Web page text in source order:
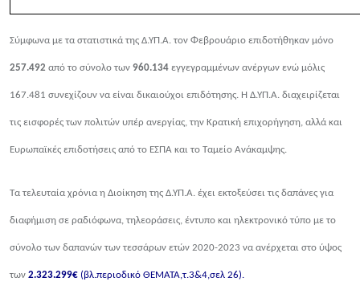
Σύμφωνα με τα στατιστικά της Δ.ΥΠ.Α. τον Φεβρουάριο επιδοτήθηκαν μόνο
257.492 από το σύνολο των 960.134 εγγεγραμμένων ανέργων ενώ μόλις
167.481 συνεχίζουν να είναι δικαιούχοι επιδότησης. Η Δ.ΥΠ.Α. διαχειρίζεται
τις εισφορές των πολιτών υπέρ ανεργίας, την Κρατική επιχορήγηση, αλλά και
Ευρωπαϊκές επιδοτήσεις από το ΕΣΠΑ και το Ταμείο Ανάκαμψης.
Τα τελευταία χρόνια η Διοίκηση της Δ.ΥΠ.Α. έχει εκτοξεύσει τις δαπάνες για
διαφήμιση σε ραδιόφωνα, τηλεοράσεις, έντυπο και ηλεκτρονικό τύπο με το
σύνολο των δαπανών των τεσσάρων ετών 2020-2023 να ανέρχεται στο ύψος
των 2.323.299€ (βλ.περιοδικό ΘΕΜΑΤΑ,τ.3&4,σελ 26).